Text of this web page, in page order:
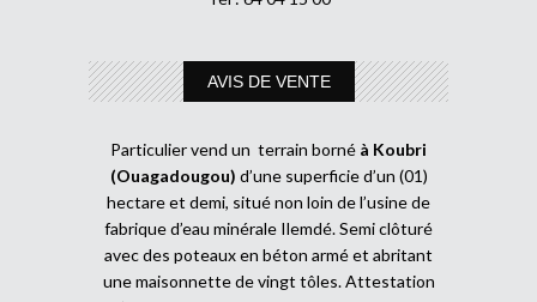
AVIS DE VENTE
Particulier vend un terrain borné à Koubri
(Ouagadougou) d’une superficie d’un (01)
hectare et demi, situé non loin de l’usine de
fabrique d’eau minérale Ilemdé. Semi clôturé
avec des poteaux en béton armé et abritant
une maisonnette de vingt tôles. Attestation